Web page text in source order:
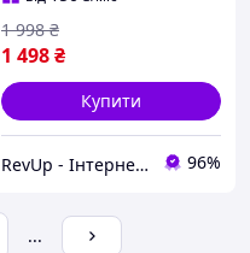
1 498₴
1 998 ₴
Купити
RevUp - Інтернет магазин стильних товарів 96%
...